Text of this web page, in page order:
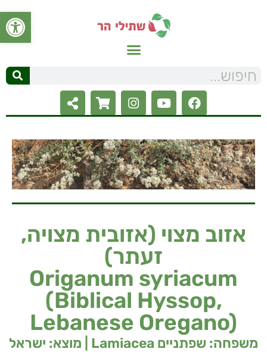
פתח
אזוב מצוי (אזובית מצויה,
זעתר)
Origanum syriacum
(Biblical Hyssop,
Lebanese Oregano)
משפחה: שפתניים Lamiacea | מוצא: ישראל